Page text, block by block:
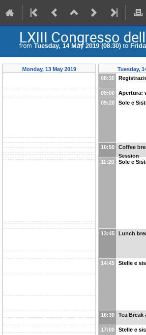
LXIII Congresso
from Tuesday, 14 May 2019 (08:30) to
Monday, 13 May 2019
Tuesday,
08:30
09:00
Apertura:
09:20
Sole e
10:50
Coffee
Session
11:20
Sole e
13:45 Lunch
14:45 Stelle e
16:30 Tea Break
17:00
Stelle e